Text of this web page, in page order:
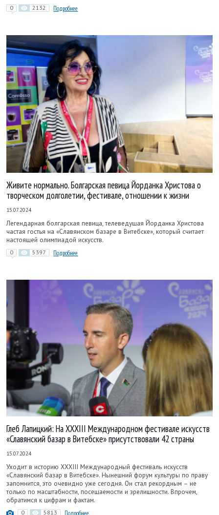
0 2132 Подробнее
Живите нормально. Болгарская певица Йорданка Христова о
творческом долголетии, фестивале, отношении к жизни
15.07.2024
Легендарная болгарская певица, телеведущая Йорданка Христова
частая гостья на «Славянском базаре в Витебске», который считает
настоящей олимпиадой искусств.
0 5397 Подробнее
Глеб Лапицкий: На XXXIII Международном фестивале искусств
«Славянский базар в Витебске» присутствовали 42 страны
15.07.2024
Уходит в историю XXXIII Международный фестиваль искусств
«Славянский базар в Витебске». Нынешний форум культуры по праву
запомнится, это очевидно уже сегодня. Он стал рекордным – не
только по масштабности, посещаемости и зрелищности. Впрочем,
обратимся к цифрам и фактам.
0 5813 Подробнее